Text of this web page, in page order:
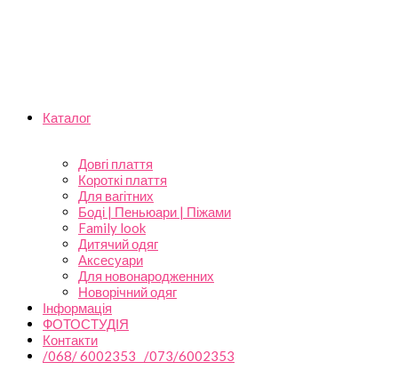
Каталог
Довгі плаття
Короткі плаття
Для вагітних
Боді | Пеньюари | Піжами
Family look
Дитячий одяг
Аксесуари
Для новонародженних
Новорічний одяг
Інформація
ФОТОСТУДІЯ
Контакти
/068/ 6002353 /073/6002353